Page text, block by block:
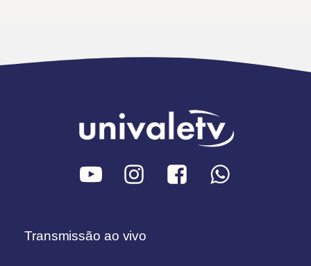
Transmissão ao vivo